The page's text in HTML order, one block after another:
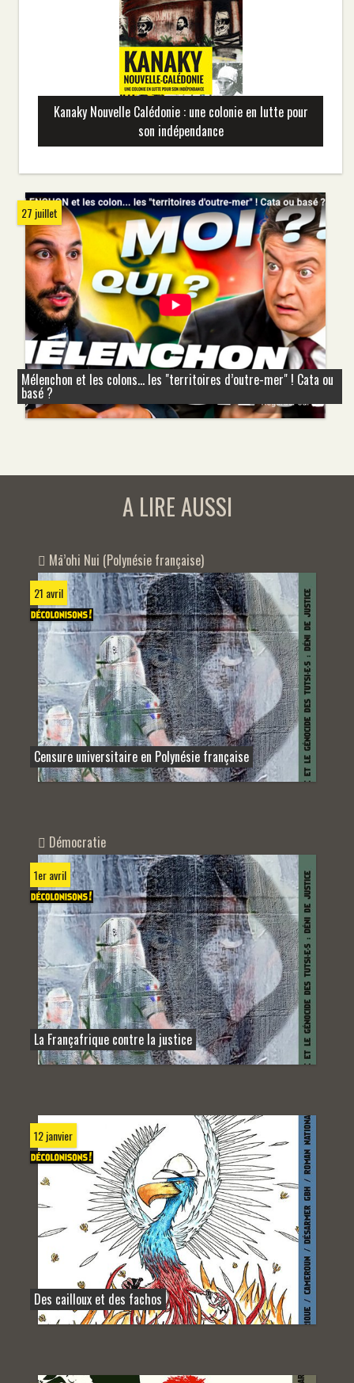
Kanaky Nouvelle Calédonie : une colonie en lutte pour
son indépendance
27 juillet
Mélenchon et les colons... les "territoires d’outre-mer" ! Cata ou
basé ?
A LIRE AUSSI
Mā’ohi Nui (Polynésie française)
21 avril
Censure universitaire en Polynésie française
Démocratie
1er avril
La Françafrique contre la justice
12 janvier
Des cailloux et des fachos